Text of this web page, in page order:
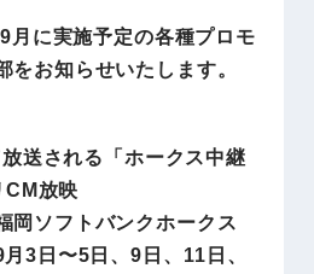
に実施予定の各種プロモ
をお知らせいたします。
送される「ホークス中継
放映
岡ソフトバンクホークス
3⽇〜5日、9⽇、11日、